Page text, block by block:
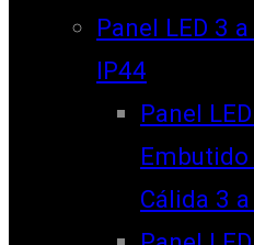
Panel LED 3
IP44
Panel
Cálida 3